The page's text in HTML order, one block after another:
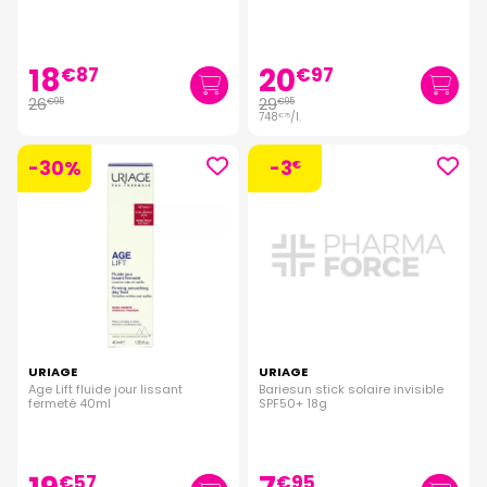
18€87
26€95 20€97
29€95
748€75/l.
-30%
URIAGE
Age Lift fluide jour lissant
fermeté 40ml
-3€
URIAGE
Bariesun stick solaire invisible
SPF50+ 18g